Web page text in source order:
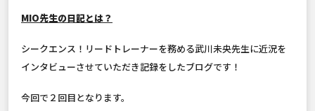
MIO先生の日記とは？
シークエンス！リードトレーナーを務める武川未央先生に近況を
インタビューさせていただき記録をしたブログです！
今回で２回目となります。